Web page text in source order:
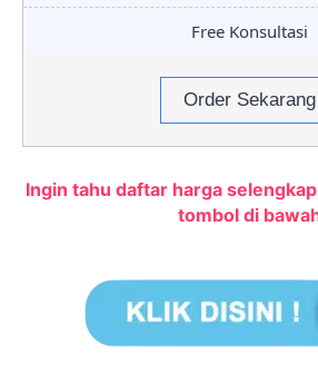
Free Konsultasi
Order Sekarang
Ingin tahu daftar harga
tombol di